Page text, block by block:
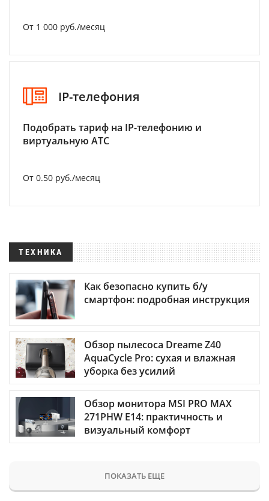
От 1 000 руб./месяц
IP-телефония
Подобрать тариф на IP-телефонию и
виртуальную АТС
От 0.50 руб./месяц
ТЕХНИКА
Как безопасно купить б/у
смартфон: подробная инструкция
Обзор пылесоса Dreame Z40
AquaCycle Pro: сухая и влажная
уборка без усилий
Обзор монитора MSI PRO MAX
271PHW E14: практичность и
визуальный комфорт
ПОКАЗАТЬ ЕЩЕ